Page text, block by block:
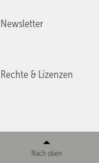
Newsletter
Rechte & Lizenzen
Nach oben